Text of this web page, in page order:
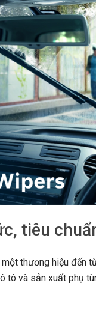
tiêu
thương hiệu đến
tô và sản xuất phụ